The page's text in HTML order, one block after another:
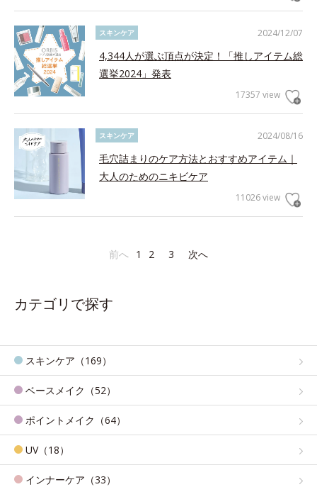
2024/12/07
スキンケア
4,344人が選ぶ頂点が決定！「推しアイテム総
選挙2024」発表
17357 view
2024/08/16
スキンケア
毛穴詰まりのケア方法とおすすめアイテム｜
大人のためのニキビケア
11026 view
前へ 1 2 3 次へ
カテゴリで探す
スキンケア（169）
ベースメイク（52）
ポイントメイク（64）
UV（18）
インナーケア（33）